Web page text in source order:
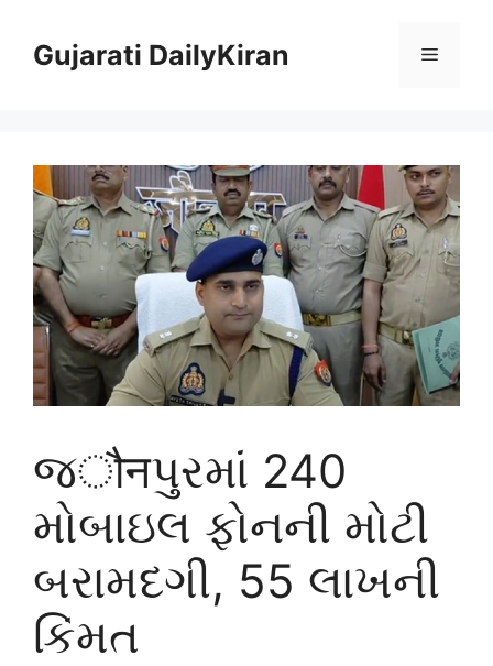
contentGujarati DailyKiran Menu
જौनપુરમાં 240
મોબાઇલ ફોનની મોટી
બરામદગી, 55 લાખની
કિંમત